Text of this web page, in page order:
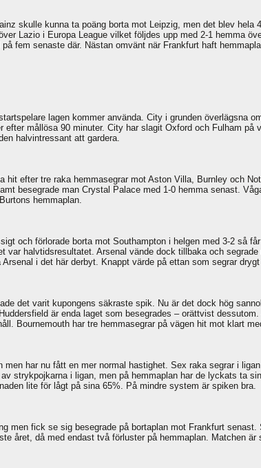
skulle kunna ta poäng borta mot Leipzig, men det blev
Lazio i Europa League vilket följdes upp med 2-1 hemma
fem senaste där. Nästan omvänt när Frankfurt haft
lagen kommer använda. City i grunden överlägsna
mållösa 90 minuter. City har slagit Oxford och Fulham
halvintressant att gardera.
hit efter tre raka hemmasegrar mot Aston Villa, Burnley och
besegrade man Crystal Palace med 1-0 hemma senast.
hemmaplan.
och förlorade borta mot Southampton i helgen med 3-2 så
var halvtidsresultatet. Arsenal vände dock tillbaka och
i det här derbyt. Knappt värde på ettan som segrar
det varit kupongens säkraste spik. Nu är det dock hög
är enda laget som besegrades – orättvist
Bournemouth har tre hemmasegrar på vägen hit mot klart
men har nu fått en mer normal hastighet. Sex raka segrar i
strykpojkarna i ligan, men på hemmaplan har de lyckats ta
lite för lågt på sina 65%. På mindre system är spiken bra.
men fick se sig besegrade på bortaplan mot Frankfurt
året, då med endast två förluster på hemmaplan. Matchen